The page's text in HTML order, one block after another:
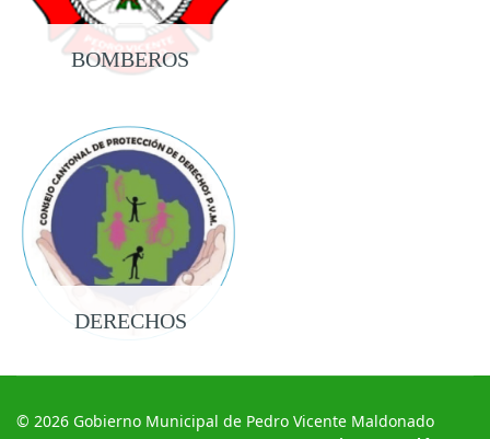
BOMBEROS
DERECHOS
© 2026 Gobierno Municipal de Pedro Vicente Maldonado